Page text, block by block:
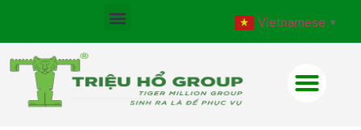
Vietnamese ▼